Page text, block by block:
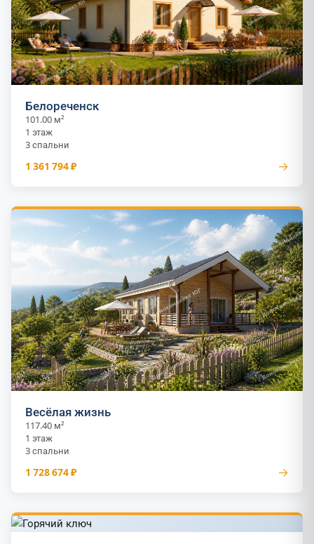
Белореченск
101.00 м²
1 этаж
3 спальни
1 361 794 ₽ →
Весёлая жизнь
117.40 м²
1 этаж
3 спальни
1 728 674 ₽ →